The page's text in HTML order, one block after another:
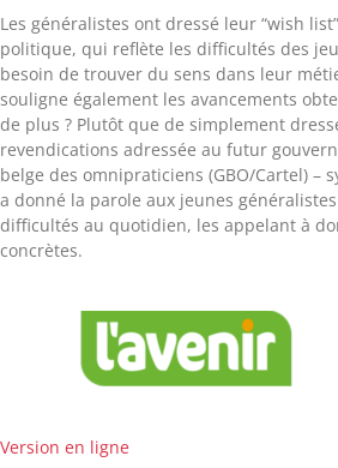
Les généralistes ont dressé leur “wish
politique, qui reflète les difficultés des
besoin de trouver du sens dans leur
souligne également les avancements
de plus ? Plutôt que de simplement
revendications adressée au futur
belge des omnipraticiens (GBO/Cartel) –
a donné la parole aux jeunes
difficultés au quotidien, les appelant à
concrètes.
Version en ligne